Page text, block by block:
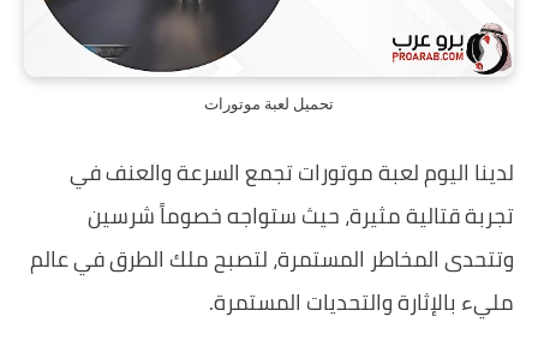
تحميل لعبة موتورات
لدينا اليوم لعبة موتورات تجمع السرعة والعنف في
تجربة قتالية مثيرة، حيث ستواجه خصوماً شرسين
وتتحدى المخاطر المستمرة، لتصبح ملك الطرق في عالم
مليء بالإثارة والتحديات المستمرة.